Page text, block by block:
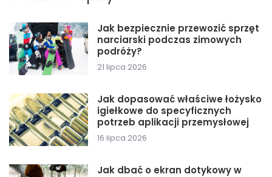
Jak bezpiecznie przewozić sprzęt
narciarski podczas zimowych
podróży?
21 lipca 2026
Jak dopasować właściwe łożysko
igiełkowe do specyficznych
potrzeb aplikacji przemysłowej
16 lipca 2026
Jak dbać o ekran dotykowy w